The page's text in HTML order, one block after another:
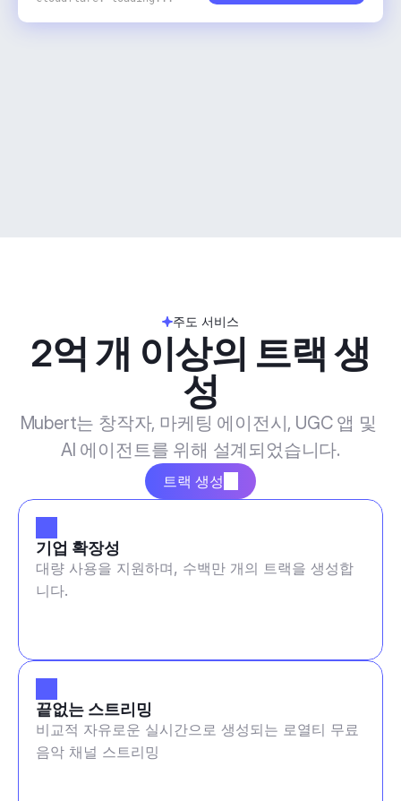
주도 서비스
2억 개 이상의 트랙 생
성
Mubert는 창작자, 마케팅 에이전시, UGC 앱 및
AI 에이전트를 위해 설계되었습니다.
트랙 생성
기업 확장성
대량 사용을 지원하며, 수백만 개의 트랙을 생성합
니다.
끝없는 스트리밍
비교적 자유로운 실시간으로 생성되는 로열티 무료
음악 채널 스트리밍